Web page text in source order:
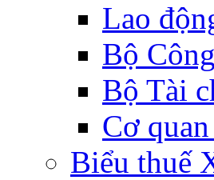
Lao
Bộ
Bộ Tài
Cơ
Biểu thuế